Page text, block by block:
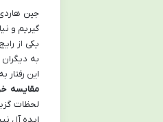
جین
گیریم و
یکی از
به
این
مقایسه
لحظات